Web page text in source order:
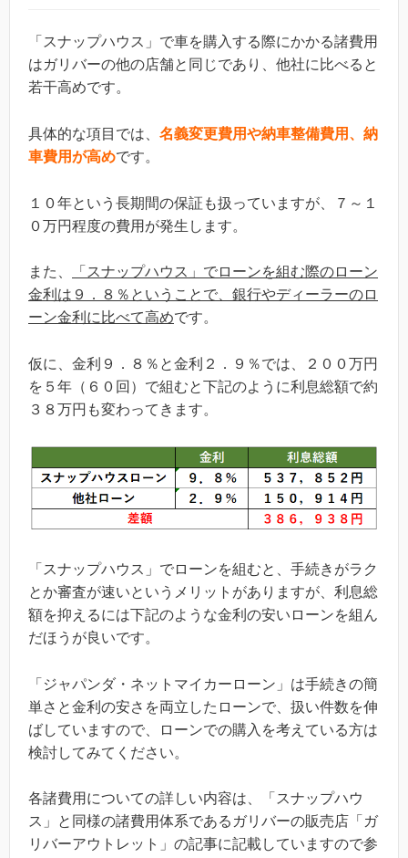
「スナップハウス」で車を購入する際にかかる諸費用
はガリバーの他の店舗と同じであり、他社に比べると
若干高めです。
具体的な項目では、 名義変更費用や納車整備費用、納
車費用が高めです。
１０年という長期間の保証も扱っていますが、７～１
０万円程度の費用が発生します。
また、
「スナップハウス」でローンを組む際のローン
金利は９．８％ということで、銀行やディーラーのロ
ーン金利に比べて高めです。
仮に、金利９．８％と金利２．９％では、２００万円
を５年（６０回）で組むと下記のように利息総額で約
３８万円も変わってきます。
「スナップハウス」でローンを組むと、手続きがラク
とか審査が速いというメリットがありますが、利息総
額を抑えるには下記のような金利の安いローンを組ん
だほうが良いです。
「ジャパンダ・ネットマイカーローン」は手続きの簡
単さと金利の安さを両立したローンで、扱い件数を伸
ばしていますので、ローンでの購入を考えている方は
検討してみてください。
各諸費用についての詳しい内容は、「スナップハウ
ス」と同様の諸費用体系であるガリバーの販売店「ガ
リバーアウトレット」の記事に記載していますので参